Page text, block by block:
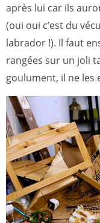
après lui car ils
(oui oui c’est du
labrador !). Il faut
rangées sur un joli
goulument, il ne les